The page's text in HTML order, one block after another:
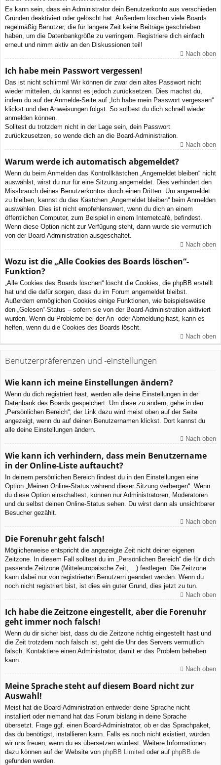
Es kann sein, dass ein Administrator dein Benutzerkonto aus verschieden
Gründen deaktiviert oder gelöscht hat. Außerdem löschen viele Boards
regelmäßig Benutzer, die für längere Zeit keine Beiträge geschrieben
haben, um die Datenbankgröße zu verringern. Registriere dich einfach
erneut und nimm aktiv an den Diskussionen teil!
Nach oben
Ich habe mein Passwort vergessen!
Das ist nicht schlimm! Wir können dir zwar dein altes Passwort nicht
wieder mitteilen, du kannst es jedoch zurücksetzen. Dies machst du,
indem du auf der Anmelde-Seite auf „Ich habe mein Passwort vergessen“
klickst und den Anweisungen folgst. So solltest du dich schnell wieder
anmelden können.
Solltest du trotzdem nicht in der Lage sein, dein Passwort
zurückzusetzen, so wende dich an die Board-Administration.
Nach oben
Warum werde ich automatisch abgemeldet?
Wenn du beim Anmelden das Kontrollkästchen „Angemeldet bleiben“ nicht
auswählst, wirst du nur für eine Sitzung angemeldet. Dies verhindert den
Missbrauch deines Benutzerkontos durch einen Dritten. Um angemeldet
zu bleiben, kannst du das Kästchen „Angemeldet bleiben“ beim Anmelden
auswählen. Dies ist nicht empfehlenswert, wenn du dich an einem
öffentlichen Computer, zum Beispiel in einem Internetcafé, befindest.
Wenn diese Option nicht zur Verfügung steht, dann wurde sie vermutlich
von der Board-Administration ausgeschaltet.
Nach oben
Wozu ist die „Alle Cookies des Boards löschen“-
Funktion?
„Alle Cookies des Boards löschen“ löscht die Cookies, die phpBB erstellt
hat und die dafür sorgen, dass du im Forum angemeldet bleibst.
Außerdem ermöglichen Cookies einige Funktionen, wie beispielsweise
den „Gelesen“-Status – sofern sie von der Board-Administration aktiviert
wurden. Wenn du Probleme bei der An- oder Abmeldung hast, kann es
helfen, wenn du die Cookies des Boards löscht.
Nach oben
Benutzerpräferenzen und -einstellungen
Wie kann ich meine Einstellungen ändern?
Wenn du dich registriert hast, werden alle deine Einstellungen in der
Datenbank des Boards gespeichert. Um diese zu ändern, gehe in den
„Persönlichen Bereich“; der Link dazu wird meist oben auf der Seite
angezeigt, wenn du auf deinen Benutzernamen klickst. Dort kannst du
alle deine Einstellungen ändern.
Nach oben
Wie kann ich verhindern, dass mein Benutzername
in der Online-Liste auftaucht?
In deinem persönlichen Bereich findest du in den Einstellungen eine
Option „Meinen Online-Status während dieser Sitzung verbergen“. Wenn
du diese Option einschaltest, können nur Administratoren, Moderatoren
und du selbst deinen Online-Status sehen. Du wirst dann als unsichtbarer
Besucher gezählt.
Nach oben
Die Forenuhr geht falsch!
Möglicherweise entspricht die angezeigte Zeit nicht deiner eigenen
Zeitzone. In diesem Fall solltest du im „Persönlichen Bereich“ die für dich
passende Zeitzone (Mitteleuropäische Zeit, ...) festlegen. Die Zeitzone
kann dabei nur von registrierten Benutzern geändert werden. Wenn du
noch nicht registriert bist, ist dies ein guter Grund, dies jetzt zu tun.
Nach oben
Ich habe die Zeitzone eingestellt, aber die Forenuhr
geht immer noch falsch!
Wenn du dir sicher bist, dass du die Zeitzone richtig eingestellt hast und
die Zeit trotzdem noch falsch ist, geht die Uhr des Servers vermutlich
falsch. Kontaktiere einen Administrator, damit er das Problem beheben
kann.
Nach oben
Meine Sprache steht auf diesem Board nicht zur
Auswahl!
Meist hat die Board-Administration entweder deine Sprache nicht
installiert oder niemand hat das Forum bislang in deine Sprache
übersetzt. Frage ggf. einen Board-Administrator, ob er das Sprachpaket,
das du benötigst, installieren kann. Falls es noch nicht existiert, würden
wir uns freuen, wenn du es übersetzen würdest. Weitere Informationen
dazu können auf der Website von phpBB Limited oder auf phpBB.de
gefunden werden.